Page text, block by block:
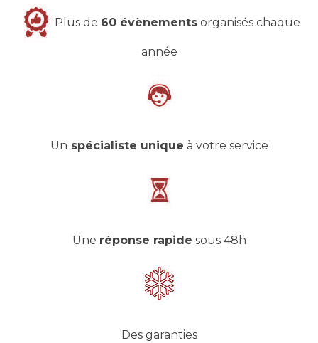
Plus de 60 évènementsorganisés chaque
année
Un spécialiste unique à votre service
Une réponse rapide sous 48h
Des garanties